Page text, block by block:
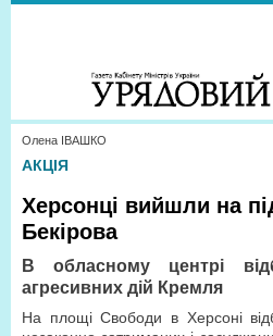
Олена ІВАШКО
АКЦІЯ
Херсонці вийшли на
Бекірова
В обласному центрі
агресивних дій Кремля
На площі Свободи в Херсоні